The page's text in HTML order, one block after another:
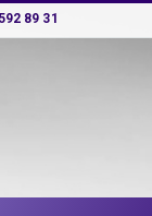
89 31